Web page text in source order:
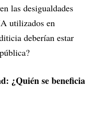
las desigualdades
utilizados en
deberían estar
¿Quién se beneficia